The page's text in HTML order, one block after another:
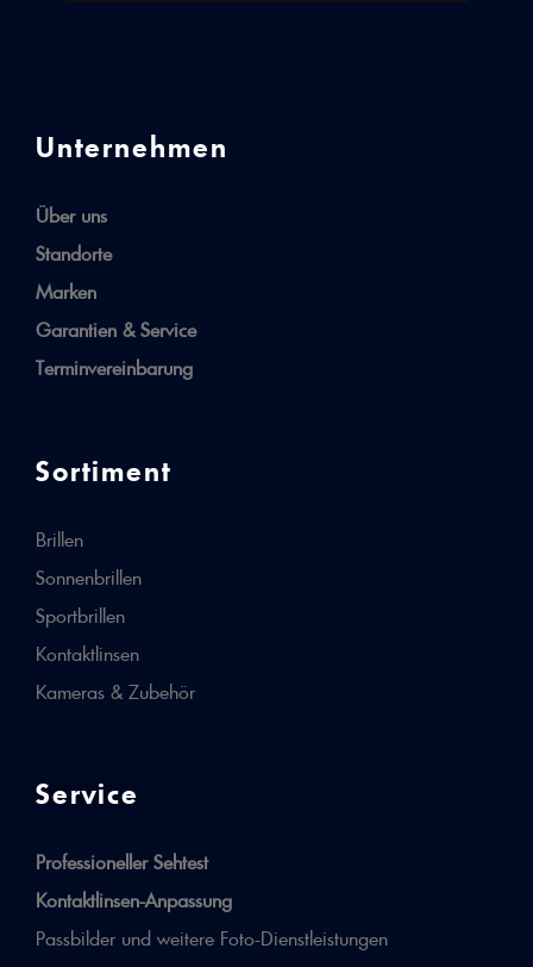
Unternehmen
Über uns
Standorte
Marken
Garantien & Service
Terminvereinbarung
Sortiment
Brillen
Sonnenbrillen
Sportbrillen
Kontaktlinsen
Kameras & Zubehör
Service
Professioneller Sehtest
Kontaktlinsen-Anpassung
Passbilder und weitere Foto-Dienstleistungen